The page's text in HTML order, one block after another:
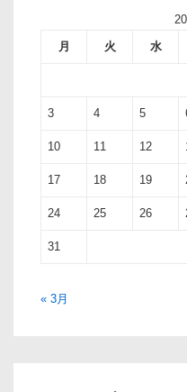
月
火 水
3 4 5
10 11 12
17 18 19
24 25 26
31
« 3月